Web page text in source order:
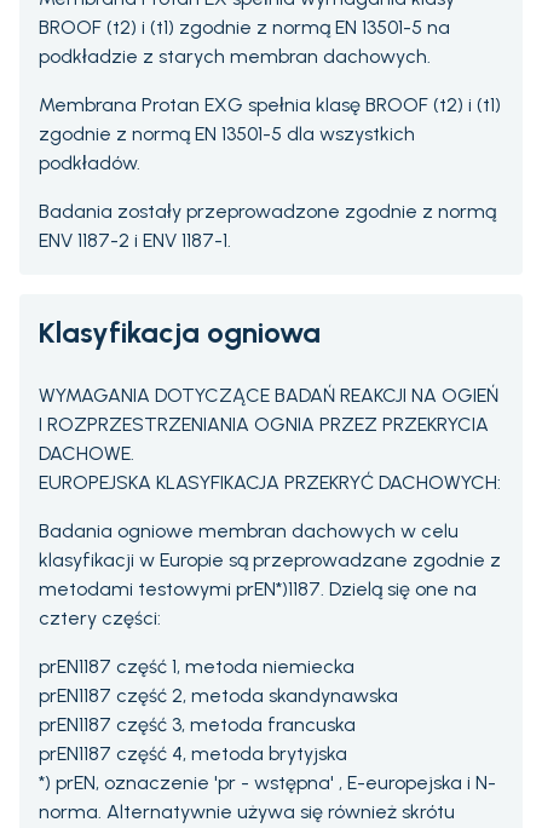
BROOF (t2) i (t1) zgodnie z normą EN 13501-5 na
podkładzie z starych membran dachowych.
Membrana Protan EXG spełnia klasę BROOF (t2) i (t1)
zgodnie z normą EN 13501-5 dla wszystkich
podkładów.
Badania zostały przeprowadzone zgodnie z normą
ENV 1187-2 i ENV 1187-1.
Klasyfikacja ogniowa
WYMAGANIA DOTYCZĄCE BADAŃ REAKCJI NA OGIEŃ
I ROZPRZESTRZENIANIA OGNIA PRZEZ PRZEKRYCIA
DACHOWE.
EUROPEJSKA KLASYFIKACJA PRZEKRYĆ DACHOWYCH:
Badania ogniowe membran dachowych w celu
klasyfikacji w Europie są przeprowadzane zgodnie z
metodami testowymi prEN*)1187. Dzielą się one na
cztery części:
prEN1187 część 1, metoda niemiecka
prEN1187 część 2, metoda skandynawska
prEN1187 część 3, metoda francuska
prEN1187 część 4, metoda brytyjska
*) prEN, oznaczenie 'pr - wstępna' , E-europejska i N-
norma. Alternatywnie używa się również skrótu